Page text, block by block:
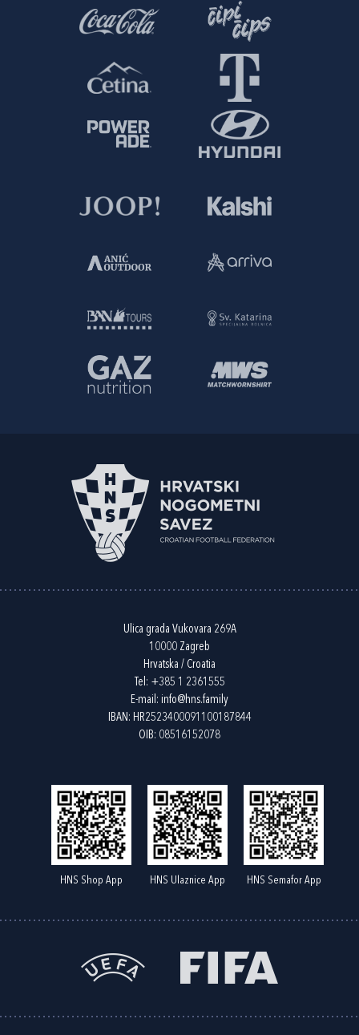
Ulica grada Vukovara 269A
10000 Zagreb
Hrvatska / Croatia
Tel: +385 1 2361555
E-mail: info@hns.family
IBAN: HR2523400091100187844
OIB: 08516152078
HNS Shop App HNS Ulaznice App HNS Semafor App